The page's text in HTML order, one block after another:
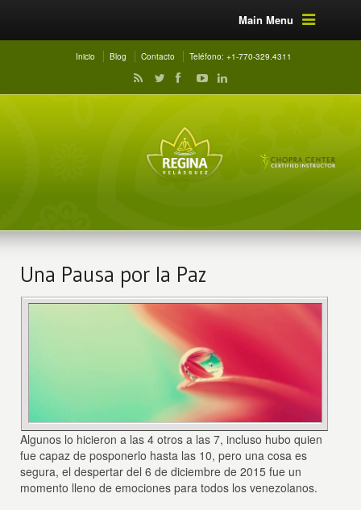
Main Menu
Inicio Blog Contacto Teléfono: +1-770-329.4311
Una Pausa por la Paz
Algunos lo hicieron a las 4 otros a las 7, incluso hubo quien
fue capaz de posponerlo hasta las 10, pero una cosa es
segura, el despertar del 6 de diciembre de 2015 fue un
momento lleno de emociones para todos los venezolanos.